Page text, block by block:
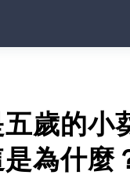
歲的小
為什麼